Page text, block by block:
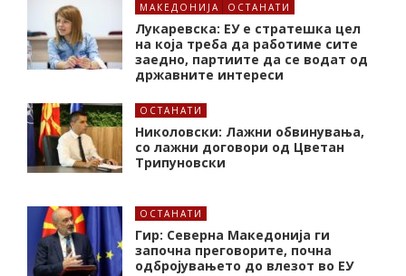
МАКЕДОНИЈА ОСТАНАТИ
Лукаревска: ЕУ е стратешка цел
на која треба да работиме сите
заедно, партиите да се водат од
државните интереси
ОСТАНАТИ
Николовски: Лажни обвинувања,
со лажни договори од Цветан
Трипуновски
ОСТАНАТИ
Гир: Северна Македонија ги
започна преговорите, почна
одбројувањето до влезот во ЕУ